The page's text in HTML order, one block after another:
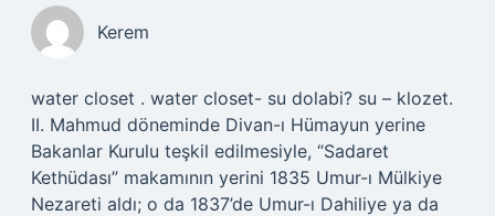
Kerem
water closet . water closet- su dolabi? su – klozet.
II. Mahmud döneminde Divan-ı Hümayun yerine
Bakanlar Kurulu teşkil edilmesiyle, “Sadaret
Kethüdası” makamının yerini 1835 Umur-ı Mülkiye
Nezareti aldı; o da 1837’de Umur-ı Dahiliye ya da